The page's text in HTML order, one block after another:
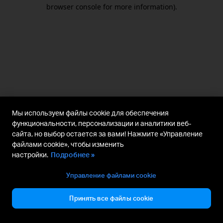
browser console for more information).
Мы используем файлы cookie для обеспечения
функциональности, персонализации и аналитики веб-
сайта, но выбор остается за вами! Нажмите «Управление
файлами cookie», чтобы изменить
настройки. Подробнее »
Управление файлами cookie
Принять все файлы cookie